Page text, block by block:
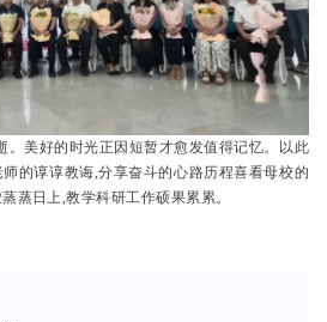
。美好的时光正因短暂才愈发值得记忆。以此
的谆谆教诲,分享奋斗的心路历程喜看母校的
蒸日上,教学科研工作硕果累累。